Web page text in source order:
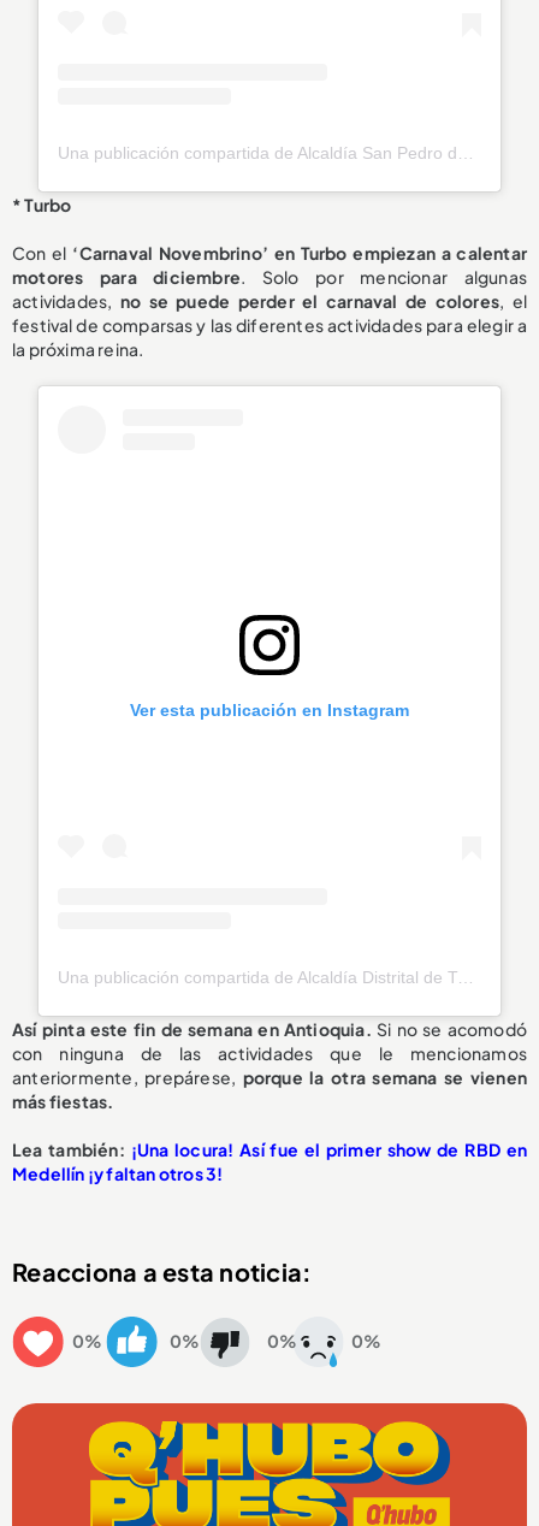
Una publicación compartida de Alcaldía San Pedro de los Milagros (@alcaldiasp)
* Turbo
Con el ‘Carnaval Novembrino’ en Turbo empiezan a calentar
motores para diciembre. Solo por mencionar algunas
actividades, no se puede perder el carnaval de colores, el
festival de comparsas y las diferentes actividades para elegir a
la próxima reina.
Ver esta publicación en Instagram
Así pinta este fin de semana en Antioquia. Si no se acomodó
con ninguna de las actividades que le mencionamos
anteriormente, prepárese, porque la otra semana se vienen
más fiestas.
Lea también: ¡Una locura! Así fue el primer show de RBD en
Medellín ¡y faltan otros 3!
Reacciona a esta noticia:
0% 0% 0% 0%